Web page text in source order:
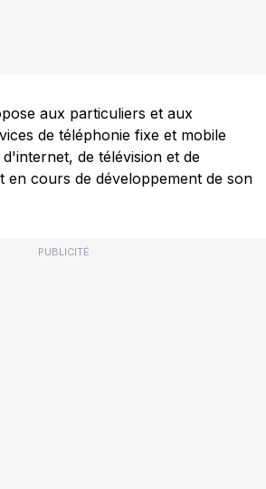
aux particuliers et aux
de téléphonie fixe et mobile
de télévision et de
en cours de développement de son
PUBLICITÉ